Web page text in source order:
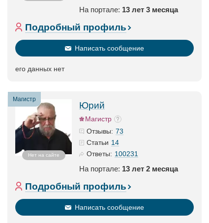
На портале: 13 лет 3 месяца
Подробный профиль
Написать сообщение
его данных нет
Магистр
Нет на сайте
Юрий
Магистр
Отзывы: 73
Статьи 14
Ответы: 100231
На портале: 13 лет 2 месяца
Подробный профиль
Написать сообщение